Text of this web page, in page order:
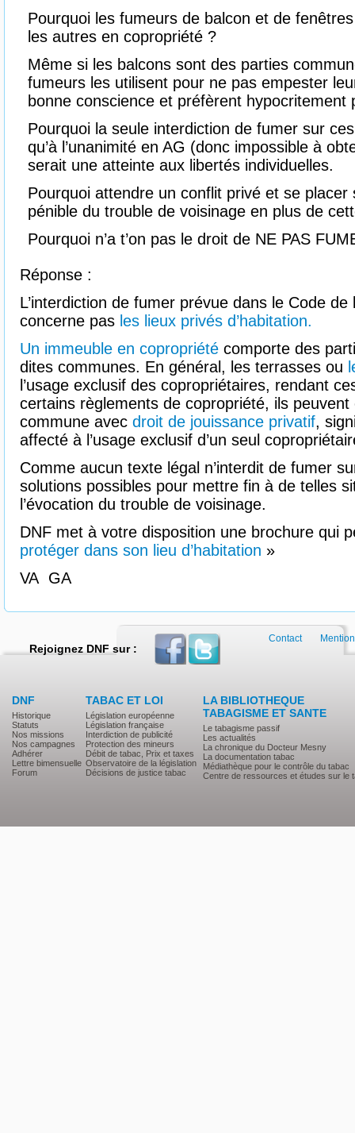
Pourquoi les fumeurs de balcon et de
les autres en copropriété ?
Même si les balcons sont des parties
fumeurs les utilisent pour ne pas empester
bonne conscience et préfèrent hypocritement
Pourquoi la seule interdiction de fumer sur
qu’à l’unanimité en AG (donc impossible à
serait une atteinte aux libertés individuelles.
Pourquoi attendre un conflit privé et se
pénible du trouble de voisinage en plus de
Pourquoi n’a t’on pas le droit de NE PAS
Réponse :
L’interdiction de fumer prévue dans le Code
concerne pas les lieux privés d’habitation.
Un immeuble en copropriété comporte des
dites communes. En général, les terrasses ou
l’usage exclusif des copropriétaires, rendant
certains règlements de copropriété, ils
commune avec droit de jouissance privatif,
affecté à l’usage exclusif d’un seul
Comme aucun texte légal n’interdit de fumer
solutions possibles pour mettre fin à de telles
l’évocation du trouble de voisinage.
DNF met à votre disposition une brochure qui
protéger dans son lieu d’habitation »
VA GA
Rejoignez DNF sur :
DNF
Historique
Statuts
Nos missions
Nos campagnes
Adhérer
Lettre bimensuelle
Forum
TABAC ET LOI
Législation européenne
Législation française
Interdiction de publicité
Protection des mineurs
Débit de tabac, Prix et taxes
Observatoire de la législation
Décisions de justice tabac
LA BIBLIOTHEQUE
TABAGISME ET SANTE
Le tabagisme passif
Les actualités
La chronique du Docteur Mesny
La documentation tabac
Médiathèque pour le contrôle du tabac
Centre de ressources et études sur le
Contact